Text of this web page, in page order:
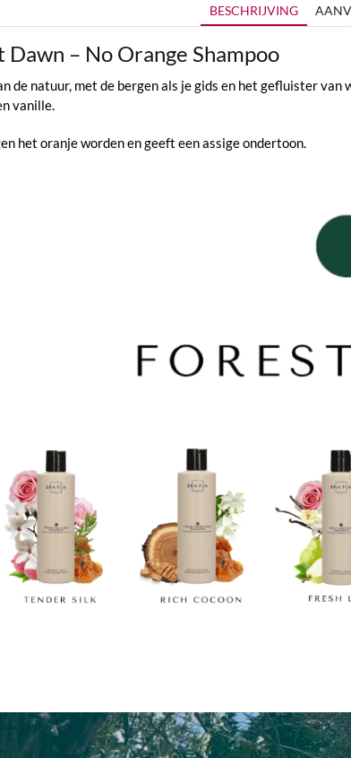
BESCHRIJVING
Dawn – No Orange Shampoo
de natuur, met de bergen als je gids en het gefluister
vanille.
het oranje worden en geeft een assige ondertoon.